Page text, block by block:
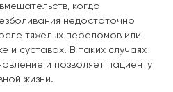
когда
недостаточно
тяжелых переломов или
и суставах. В таких случаях
и позволяет пациенту
жизни.